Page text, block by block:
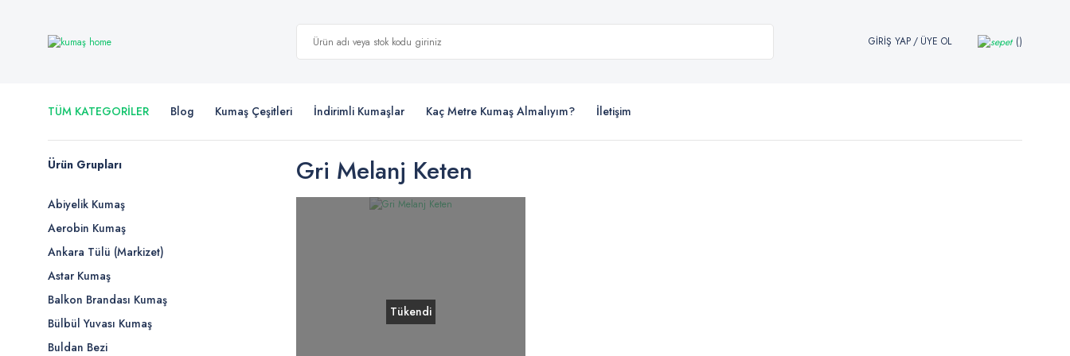
GİRİŞ YAP/ ÜYE OL
TÜM KATEGORİLER Blog Kumaş Çeşitleri İndirimli Kumaşlar Kaç Metre Kumaş Almalıyım? İletişim
Ürün Grupları
Abiyelik Kumaş
Aerobin Kumaş
Ankara Tülü (Markizet)
Astar Kumaş
Balkon Brandası Kumaş
Bülbül Yuvası Kumaş
Buldan Bezi
Gri Melanj Keten
Tükendi